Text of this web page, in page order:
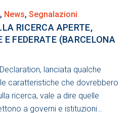
, News, Segnalazioni
RICERCA APERTE,
FEDERATE (BARCELONA
lanciata qualche
caratteristiche che dovrebbero
ricerca, vale a dire quelle
a governi e istituzioni…